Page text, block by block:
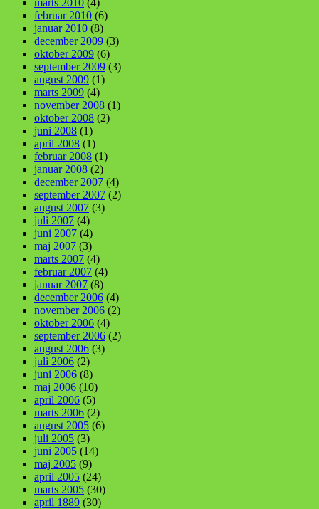
februar 2010 (6)
januar 2010 (8)
december 2009 (3)
oktober 2009 (6)
september 2009 (3)
august 2009 (1)
marts 2009 (4)
november 2008 (1)
oktober 2008 (2)
juni 2008 (1)
april 2008 (1)
februar 2008 (1)
januar 2008 (2)
december 2007 (4)
september 2007 (2)
august 2007 (3)
juli 2007 (4)
juni 2007 (4)
maj 2007 (3)
marts 2007 (4)
februar 2007 (4)
januar 2007 (8)
december 2006 (4)
november 2006 (2)
oktober 2006 (4)
september 2006 (2)
august 2006 (3)
juli 2006 (2)
juni 2006 (8)
maj 2006 (10)
april 2006 (5)
marts 2006 (2)
august 2005 (6)
juli 2005 (3)
juni 2005 (14)
maj 2005 (9)
april 2005 (24)
marts 2005 (30)
april 1889 (30)